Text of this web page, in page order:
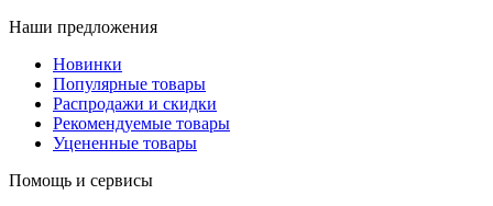
Наши предложения
Новинки
Популярные товары
Распродажи и скидки
Рекомендуемые товары
Уцененные товары
Помощь и сервисы